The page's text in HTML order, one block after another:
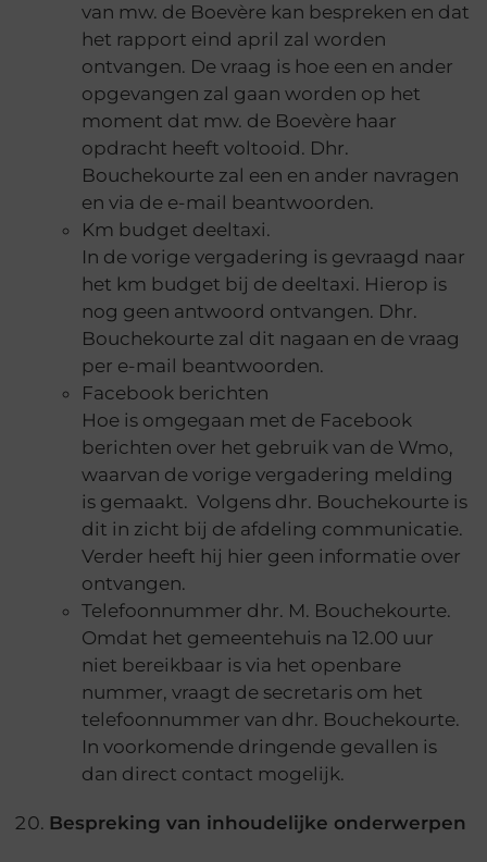
van mw. de Boevère kan bespreken en dat
het rapport eind april zal worden
ontvangen. De vraag is hoe een en ander
opgevangen zal gaan worden op het
moment dat mw. de Boevère haar
opdracht heeft voltooid. Dhr.
Bouchekourte zal een en ander navragen
en via de e-mail beantwoorden.
Km budget deeltaxi.
In de vorige vergadering is gevraagd naar
het km budget bij de deeltaxi. Hierop is
nog geen antwoord ontvangen. Dhr.
Bouchekourte zal dit nagaan en de vraag
per e-mail beantwoorden.
Facebook berichten
Hoe is omgegaan met de Facebook
berichten over het gebruik van de Wmo,
waarvan de vorige vergadering melding
is gemaakt. Volgens dhr. Bouchekourte is
dit in zicht bij de afdeling communicatie.
Verder heeft hij hier geen informatie over
ontvangen.
Telefoonnummer dhr. M. Bouchekourte.
Omdat het gemeentehuis na 12.00 uur
niet bereikbaar is via het openbare
nummer, vraagt de secretaris om het
telefoonnummer van dhr. Bouchekourte.
In voorkomende dringende gevallen is
dan direct contact mogelijk.
Bespreking van inhoudelijke onderwerpen